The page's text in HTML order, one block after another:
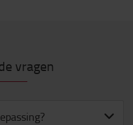
vragen